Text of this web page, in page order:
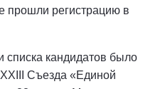
прошли регистрацию в
кандидатов было
Съезда «Единой